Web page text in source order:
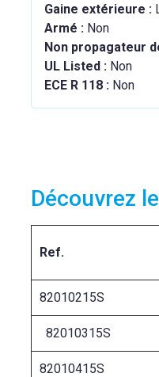
Gaine extérieure :
Armé : Non
Non propagateur
UL Listed : Non
ECE R 118 : Non
Découvrez
Ref.
82010215S
82010415S